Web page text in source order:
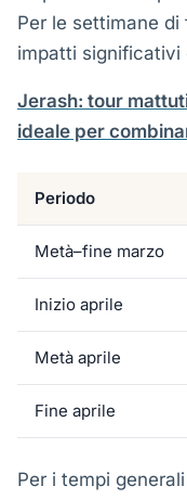
Per le settimane
impatti significativi
Jerash: tour
ideale per
Periodo
Metà–fine marzo
Inizio aprile
Metà aprile
Fine aprile
Per i tempi